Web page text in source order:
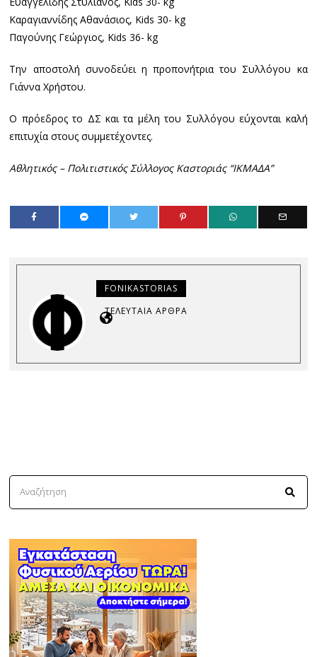
Καραγιαννίδης Αθανάσιος, Kids 30- kg
Παγούνης Γεώργιος, Kids 36- kg
Την αποστολή συνοδεύει η προπονήτρια του Συλλόγου κα
Γιάννα Χρήστου.
Ο πρόεδρος το ΔΣ και τα μέλη του Συλλόγου εύχονται καλή
επιτυχία στους συμμετέχοντες.
Αθλητικός – Πολιτιστικός Σύλλογος Καστοριάς “ΙΚΜΑΔΑ”
FONIKASTORIAS
ΤΕΛΕΥΤΑΊΑ ΆΡΘΡΑ